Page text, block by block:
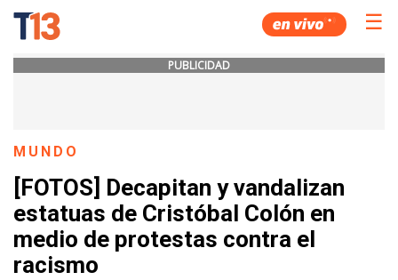
☰
PUBLICIDAD
MUNDO
[FOTOS] Decapitan y vandalizan
estatuas de Cristóbal Colón en
medio de protestas contra el
racismo